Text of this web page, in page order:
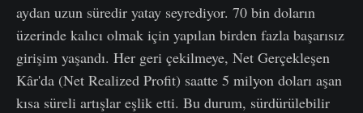
aydan uzun süredir yatay seyrediyor. 70 bin doların
üzerinde kalıcı olmak için yapılan birden fazla başarısız
girişim yaşandı. Her geri çekilmeye, Net Gerçekleşen
Kâr'da (Net Realized Profit) saatte 5 milyon doları aşan
kısa süreli artışlar eşlik etti. Bu durum, sürdürülebilir